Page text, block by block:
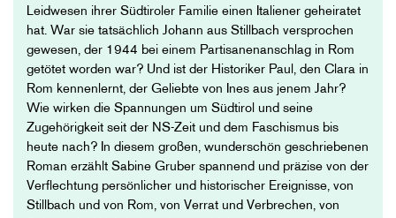
Leidwesen ihrer Südtiroler Familie einen Italiener geheiratet
hat. War sie tatsächlich Johann aus Stillbach versprochen
gewesen, der 1944 bei einem Partisanenanschlag in Rom
getötet worden war? Und ist der Historiker Paul, den Clara in
Rom kennenlernt, der Geliebte von Ines aus jenem Jahr?
Wie wirken die Spannungen um Südtirol und seine
Zugehörigkeit seit der NS-Zeit und dem Faschismus bis
heute nach? In diesem großen, wunderschön geschriebenen
Roman erzählt Sabine Gruber spannend und präzise von der
Verflechtung persönlicher und historischer Ereignisse, von
Stillbach und von Rom, von Verrat und Verbrechen, von